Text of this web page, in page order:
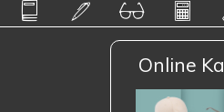
Online